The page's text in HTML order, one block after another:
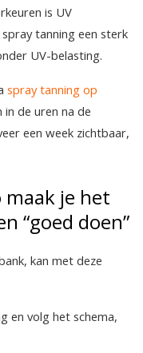
is UV
tanning een sterk
UV-belasting.
spray tanning op
de uren na de
een week zichtbaar,
maak je het
“goed doen”
kan met deze
en volg het schema,